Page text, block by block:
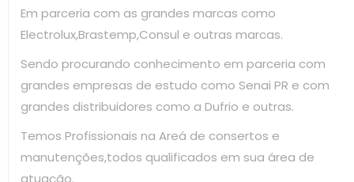
Em parceria com as grandes marcas como
Electrolux,Brastemp,Consul e outras marcas.
Sendo procurando conhecimento em parceria com
grandes empresas de estudo como Senai PR e com
grandes distribuidores como a Dufrio e outras.
Temos Profissionais na Areá de consertos e
manutenções,todos qualificados em sua área de
atuação.